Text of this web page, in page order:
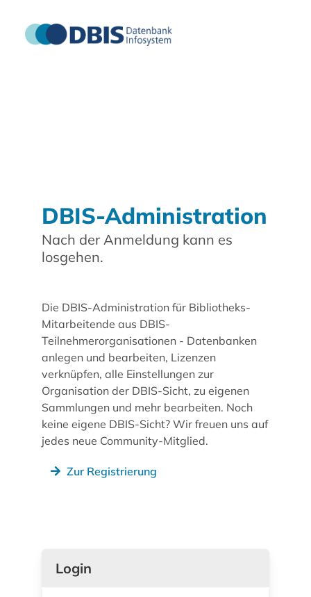
DBIS-Administration
Nach der Anmeldung kann es
losgehen.
Die DBIS-Administration für Bibliotheks-
Mitarbeitende aus DBIS-
Teilnehmerorganisationen - Datenbanken
anlegen und bearbeiten, Lizenzen
verknüpfen, alle Einstellungen zur
Organisation der DBIS-Sicht, zu eigenen
Sammlungen und mehr bearbeiten. Noch
keine eigene DBIS-Sicht? Wir freuen uns auf
jedes neue Community-Mitglied.
Zur Registrierung
Login